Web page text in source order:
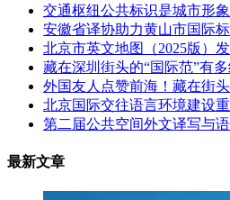
交通枢纽公共标识是城市形
安徽省译协助力黄山市国际
北京市英文地图（2025版）
藏在深圳街头的“国际范”有多
外国友人点赞前海！藏在街
北京国际交往语言环境建设
第二届公共空间外文译写与
最新文章